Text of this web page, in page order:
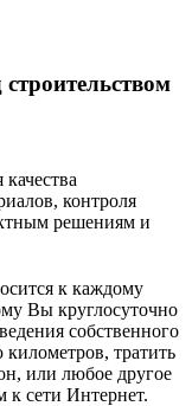
контроля
решениям и
к каждому
Вы круглосуточно
собственного
тратить
или любое другое
к сети Интернет.